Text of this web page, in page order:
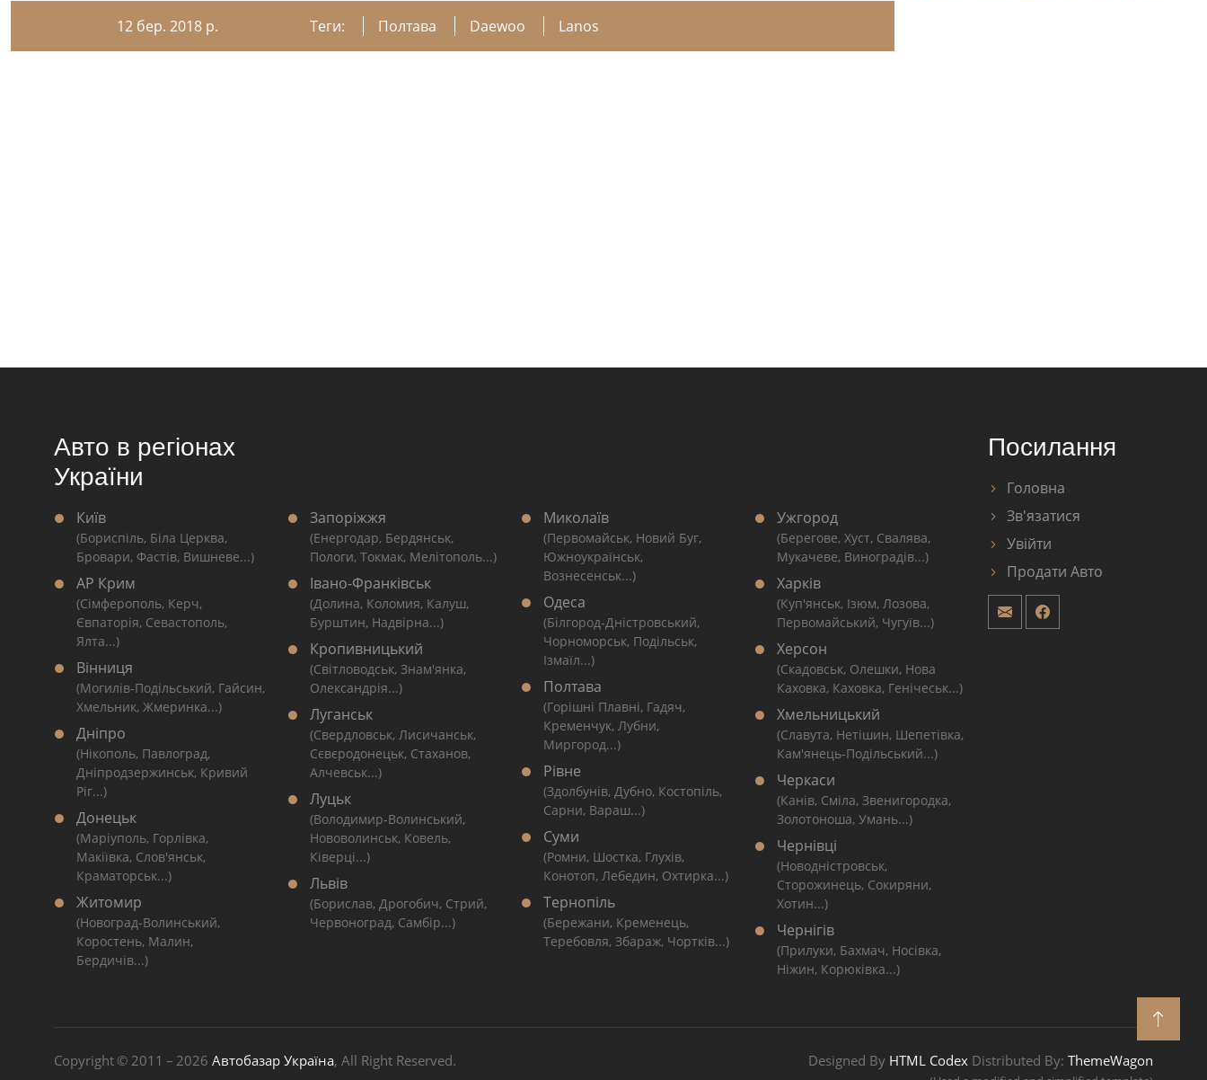
12 бер. 2018 р. Теги: Полтава Daewoo Lanos
Авто в регіонах
України
Київ
(Бориспіль, Біла Церква,
Бровари, Фастів, Вишневе...)
АР Крим
(Сімферополь, Керч,
Євпаторія, Севастополь,
Ялта...)
Вінниця
(Могилів-Подільський, Гайсин,
Хмельник, Жмеринка...)
Дніпро
(Нікополь, Павлоград,
Дніпродзержинськ, Кривий
Ріг...)
Донецьк
(Маріуполь, Горлівка,
Макіївка, Слов'янськ,
Краматорськ...)
Житомир
(Новоград-Волинський,
Коростень, Малин,
Бердичів...)
Запоріжжя
(Енергодар, Бердянськ,
Пологи, Токмак, Мелітополь...)
Івано-Франківськ
(Долина, Коломия, Калуш,
Бурштин, Надвірна...)
Кропивницький
(Світловодськ, Знам'янка,
Олександрія...)
Луганськ
(Свердловськ, Лисичанськ,
Сєвєродонецьк, Стаханов,
Алчевськ...)
Луцьк
(Володимир-Волинський,
Нововолинськ, Ковель,
Ківерці...)
Львів
(Борислав, Дрогобич, Стрий,
Червоноград, Самбір...)
Миколаїв
(Первомайськ, Новий Буг,
Южноукраїнськ,
Вознесенськ...)
Одеса
(Білгород-Дністровський,
Чорноморськ, Подільськ,
Ізмаїл...)
Полтава
(Горішні Плавні, Гадяч,
Кременчук, Лубни,
Миргород...)
Рівне
(Здолбунів, Дубно, Костопіль,
Сарни, Вараш...)
Суми
(Ромни, Шостка, Глухів,
Конотоп, Лебедин, Охтирка...)
Тернопіль
(Бережани, Кременець,
Теребовля, Збараж, Чортків...)
Ужгород
(Берегове, Хуст, Свалява,
Мукачеве, Виноградів...)
Харків
(Куп'янськ, Ізюм, Лозова,
Первомайський, Чугуїв...)
Херсон
(Скадовськ, Олешки, Нова
Каховка, Каховка, Генічеськ...)
Хмельницький
(Славута, Нетішин, Шепетівка,
Кам'янець-Подільський...)
Черкаси
(Канів, Сміла, Звенигородка,
Золотоноша, Умань...)
Чернівці
(Новодністровськ,
Сторожинець, Сокиряни,
Хотин...)
Чернігів
(Прилуки, Бахмач, Носівка,
Ніжин, Корюківка...)
Посилання
Головна
Зв'язатися
Увійти
Продати Авто
Copyright © 2011 – 2026 Автобазар Україна, All Right Reserved. Designed By HTML Codex Distributed By: ThemeWagon